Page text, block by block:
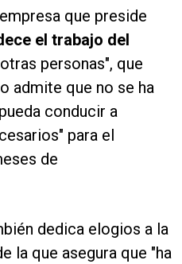
que preside
el trabajo del
personas", que
admite que no se ha
conducir a
para el
de
dedica elogios a la
la que asegura que "ha